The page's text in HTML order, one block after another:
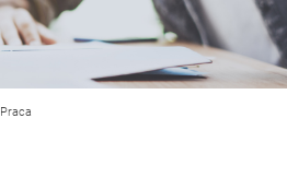
Praca